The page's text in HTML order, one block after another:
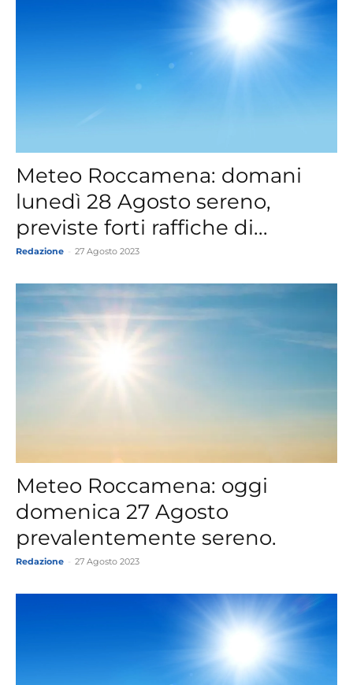
Meteo Roccamena: domani
lunedì 28 Agosto sereno,
previste forti raffiche di...
Redazione 27 Agosto 2023
Meteo Roccamena: oggi
domenica 27 Agosto
prevalentemente sereno.
Redazione 27 Agosto 2023